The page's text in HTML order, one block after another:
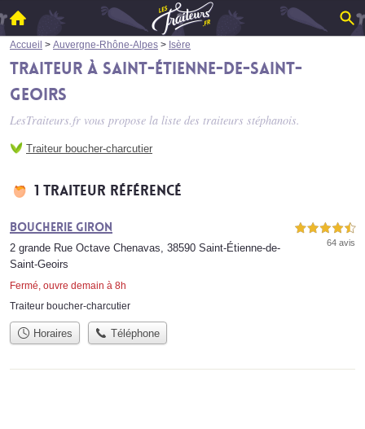
Accueil > Auvergne-Rhône-Alpes > Isère
Traiteur à Saint-Étienne-de-Saint-
Geoirs
LesTraiteurs.fr vous propose la liste des traiteurs stéphanois.
Traiteur boucher-charcutier
1 traiteur référencé
Boucherie Giron
2 grande Rue Octave Chenavas, 38590 Saint-Étienne-de-
Saint-Geoirs
Fermé, ouvre demain à 8h
4,5 étoiles sur 5
64 avis
Traiteur boucher-charcutier
Horaires Téléphone